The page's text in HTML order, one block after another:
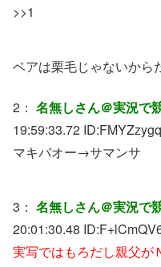
>>1
ベアは栗毛じゃないから
2： 名無しさん＠実況で
19:59:33.72 ID:
マキバオー→サマンサ
3： 名無しさん＠実況で
20:01:30.48 ID:
実写ではもろだし親父が